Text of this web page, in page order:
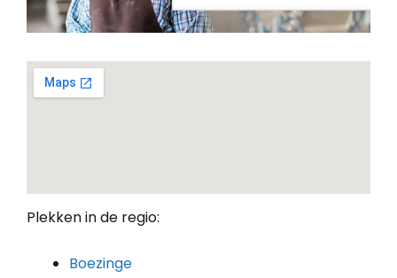
Plekken in de regio:
Boezinge